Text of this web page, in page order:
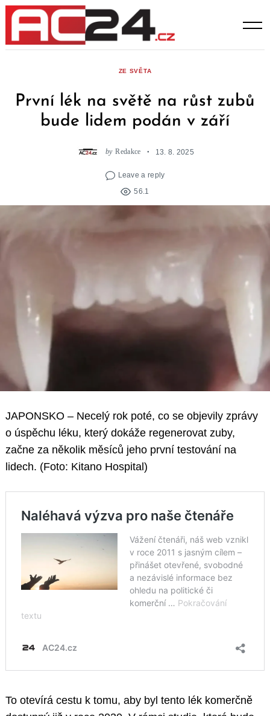
Skip
content
ZE SVĚTA
První lék na světě na růst zubů
bude lidem podán v září
by Redakce 13. 8. 2025
Leave a reply
56.1
JAPONSKO – Necelý rok poté, co se objevily zprávy
o úspěchu léku, který dokáže regenerovat zuby,
začne za několik měsíců jeho první testování na
lidech. (Foto: Kitano Hospital)
To otevírá cestu k tomu, aby byl tento lék komerčně